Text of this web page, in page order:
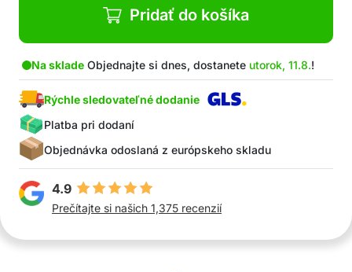
Pridať do košíka
Na sklade Objednajte si dnes, dostanete utorok, 11.8.!
Rýchle sledovateľné dodanie
Platba pri dodaní
Objednávka odoslaná z európskeho skladu
4.9
Prečítajte si našich 1,375 recenzií